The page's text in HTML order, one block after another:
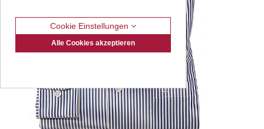
Cookie Einstellungen
Alle Cookies akzeptieren